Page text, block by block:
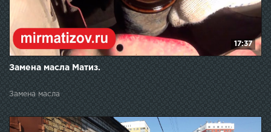
17:37
Замена масла Матиз.
Замена масла